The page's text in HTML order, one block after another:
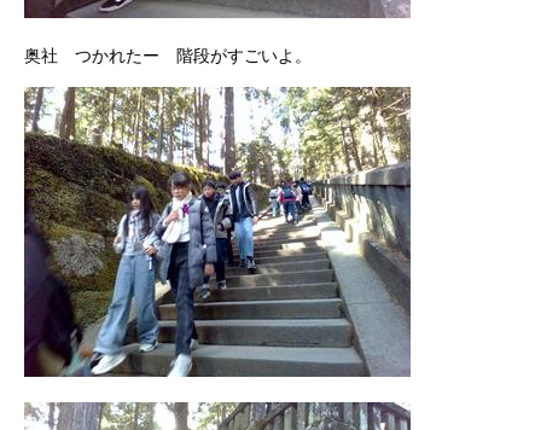
奥社 つかれたー 階段がすごいよ。